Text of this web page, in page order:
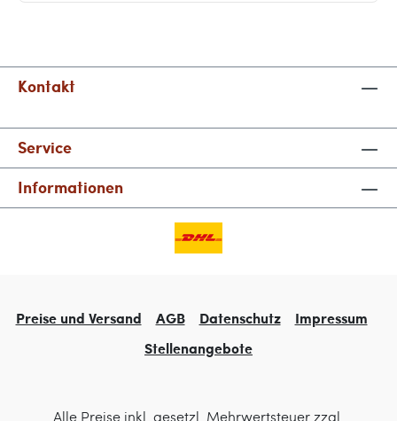
Kontakt
Service
Informationen
Preise und Versand AGB Datenschutz
Impressum
Stellenangebote
Alle Preise inkl. gesetzl. Mehrwertsteuer zzgl.